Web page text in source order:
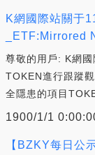
K網國際站關于
_ETF:Mirrored
尊敬的用戶: K網
TOKEN進行跟蹤
全隱患的項目
1900/1/1
【BZKY每日公